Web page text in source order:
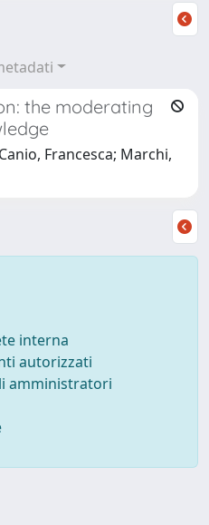
the moderating
Francesca; Marchi,
interna
autorizzati
amministratori